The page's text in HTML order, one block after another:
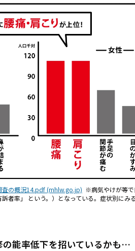
査の概況14.pdf (mhlw.go.jp) ※病気やけが等
者率」 という。）となっている。症状別にみ
能率低下を招いているかも…